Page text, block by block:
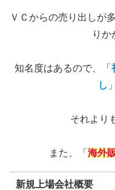
ＶＣからの売り出しが
りか
知名度はあるので、「
し
それより
また、「 海外
新規上場会社概要